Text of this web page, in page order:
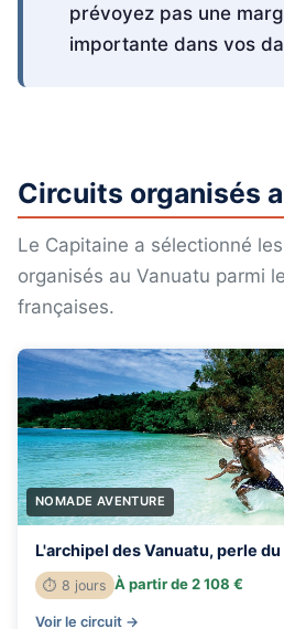
prévoyez pas une
importante dans vos
Circuits organisés
Le Capitaine a sélectionné
organisés au Vanuatu parmi
françaises.
NOMADE AVENTURE
L'archipel des Vanuatu, perle
⏱ 8 jours À partir de 2 108 €
Voir le circuit →